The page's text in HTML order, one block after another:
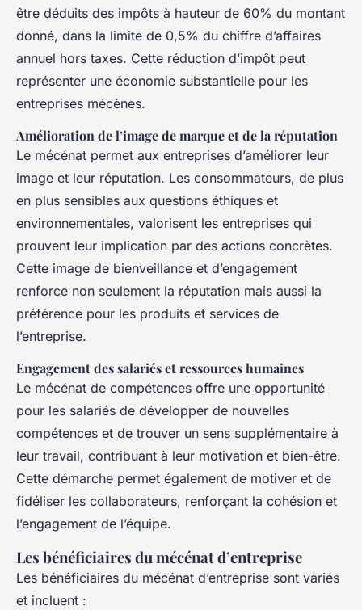
être déduits des impôts à hauteur de 60% du montant
donné, dans la limite de 0,5% du chiffre d’affaires
annuel hors taxes. Cette réduction d’impôt peut
représenter une économie substantielle pour les
entreprises mécènes.
Amélioration de l’image de marque et de la réputation
Le mécénat permet aux entreprises d’améliorer leur
image et leur réputation. Les consommateurs, de plus
en plus sensibles aux questions éthiques et
environnementales, valorisent les entreprises qui
prouvent leur implication par des actions concrètes.
Cette image de bienveillance et d’engagement
renforce non seulement la réputation mais aussi la
préférence pour les produits et services de
l’entreprise.
Engagement des salariés et ressources humaines
Le mécénat de compétences offre une opportunité
pour les salariés de développer de nouvelles
compétences et de trouver un sens supplémentaire à
leur travail, contribuant à leur motivation et bien-être.
Cette démarche permet également de motiver et de
fidéliser les collaborateurs, renforçant la cohésion et
l’engagement de l’équipe.
Les bénéficiaires du mécénat d’entreprise
Les bénéficiaires du mécénat d’entreprise sont variés
et incluent :